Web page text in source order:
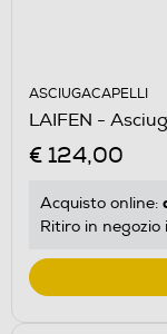
ASCIUGACAPELLI
LAIFEN -
€ 124,00
Acquisto online:
Ritiro in